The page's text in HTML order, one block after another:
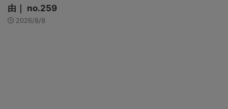
由｜ no.259
2026/8/8